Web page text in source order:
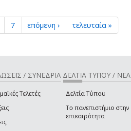
7 επόμενη › τελευταία »
/ ΣΥΝΕΔΡΙΑ
Τελετές
ΔΕΛΤΙΑ ΤΥΠΟΥ / ΝΕΑ
Δελτία Τύπου
Το πανεπιστήμιο στην
επικαιρότητα